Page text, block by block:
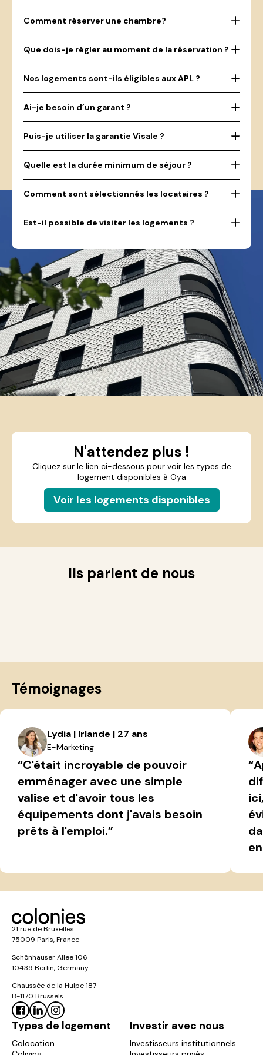
Comment réserver une chambre?
Que dois-je régler au moment de la réservation ?
Nos logements sont-ils éligibles aux APL ?
Ai-je besoin d’un garant ?
Puis-je utiliser la garantie Visale ?
Quelle est la durée minimum de séjour ?
Comment sont sélectionnés les locataires ?
Est-il possible de visiter les logements ?
N'attendez plus !
Cliquez sur le lien ci-dessous pour voir les types de
logement disponibles à Oya
Voir les logements disponibles
Ils parlent de nous
Témoignages
Lydia | Irlande | 27 ans
E-Marketing
“C'était incroyable de pouvoir
emménager avec une simple
valise et d'avoir tous les
équipements dont j'avais besoin
prêts à l'emploi.”
21 rue de Bruxelles
75009 Paris, France
Schönhauser Allee 106
10439 Berlin, Germany
Chaussée de la Hulpe 187
B-1170 Brussels
Types de logement
Colocation
Investir avec nous
Investisseurs institutionnels